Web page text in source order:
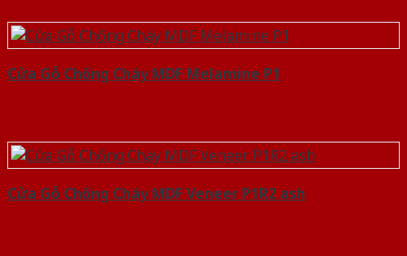
Cửa Gỗ Chống Cháy MDF Melamine P1
Cửa Gỗ Chống Cháy MDF Veneer P1R2 ash